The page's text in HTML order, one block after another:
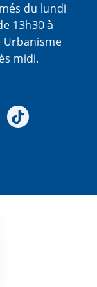
du lundi
13h30 à
Urbanisme
midi.
Youtube
Gallerie sur Flickr
Notre Instagram